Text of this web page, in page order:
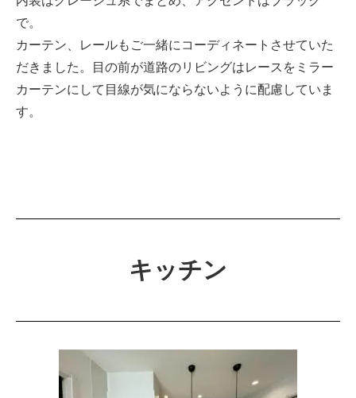
で。
カーテン、レールもご一緒にコーディネートさせていた
だきました。目の前が道路のリビングはレースをミラー
カーテンにして目線が気にならないように配慮していま
す。
キッチン